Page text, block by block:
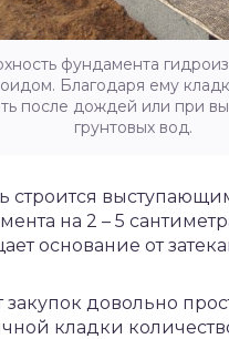
фундамента
Благодаря ему
после дождей или при
грунтовых вод.
строится
на 2 – 5
основание от
закупок довольно
кладки